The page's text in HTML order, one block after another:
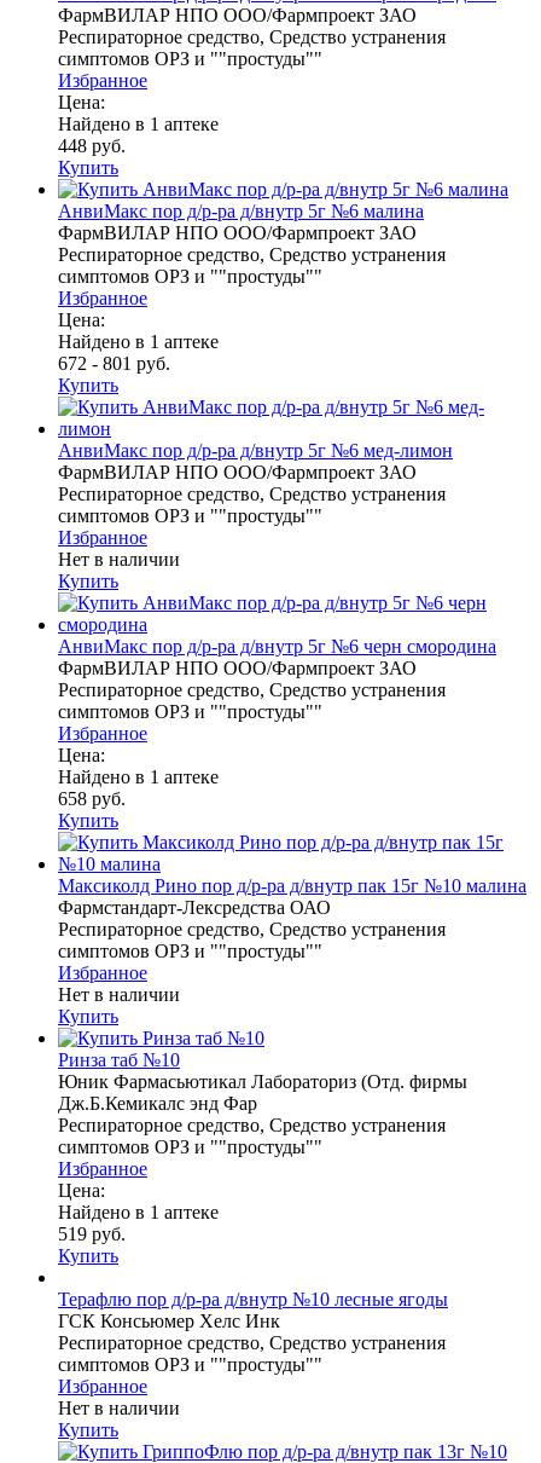
ФармВИЛАР НПО ООО/Фармпроект ЗАО
Респираторное средство, Средство устранения
симптомов ОРЗ и ""простуды""
Избранное
Цена:
Найдено в 1 аптеке
448 руб.
Купить
АнвиМакс пор д/р-ра д/внутр 5г №6 малина
ФармВИЛАР НПО ООО/Фармпроект ЗАО
Респираторное средство, Средство устранения
симптомов ОРЗ и ""простуды""
Избранное
Цена:
Найдено в 1 аптеке
672 - 801 руб.
Купить
АнвиМакс пор д/р-ра д/внутр 5г №6 мед-лимон
ФармВИЛАР НПО ООО/Фармпроект ЗАО
Респираторное средство, Средство устранения
симптомов ОРЗ и ""простуды""
Избранное
Нет в наличии
Купить
АнвиМакс пор д/р-ра д/внутр 5г №6 черн смородина
ФармВИЛАР НПО ООО/Фармпроект ЗАО
Респираторное средство, Средство устранения
симптомов ОРЗ и ""простуды""
Избранное
Цена:
Найдено в 1 аптеке
658 руб.
Купить
Максиколд Рино пор д/р-ра д/внутр пак 15г №10 малина
Фармстандарт-Лексредства ОАО
Респираторное средство, Средство устранения
симптомов ОРЗ и ""простуды""
Избранное
Нет в наличии
Купить
Ринза таб №10
Юник Фармасьютикал Лабораториз (Отд. фирмы
Дж.Б.Кемикалс энд Фар
Респираторное средство, Средство устранения
симптомов ОРЗ и ""простуды""
Избранное
Цена:
Найдено в 1 аптеке
519 руб.
Купить
Терафлю пор д/р-ра д/внутр №10 лесные ягоды
ГСК Консьюмер Хелс Инк
Респираторное средство, Средство устранения
симптомов ОРЗ и ""простуды""
Избранное
Нет в наличии
Купить